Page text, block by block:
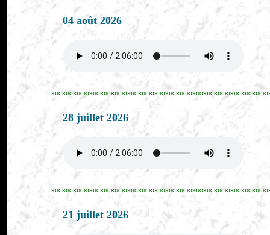
04 août 2026
28 juillet 2026
21 juillet 2026